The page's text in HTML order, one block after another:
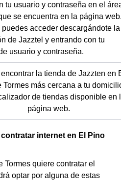
tu usuario y contraseña en el
se encuentra en la página
puedes acceder descargándote la
de Jazztel y entrando con tu
usuario y contraseña.
la tienda de Jazzten en
Tormes más cercana a tu
de tiendas disponible en
página web.
internet en El Pino
quiere contratar el
optar por alguna de estas